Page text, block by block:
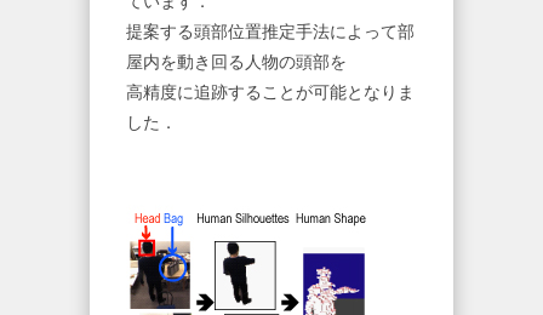
提案する頭部位置推定手法によって部
屋内を動き回る人物の頭部を
高精度に追跡することが可能となりま
した．